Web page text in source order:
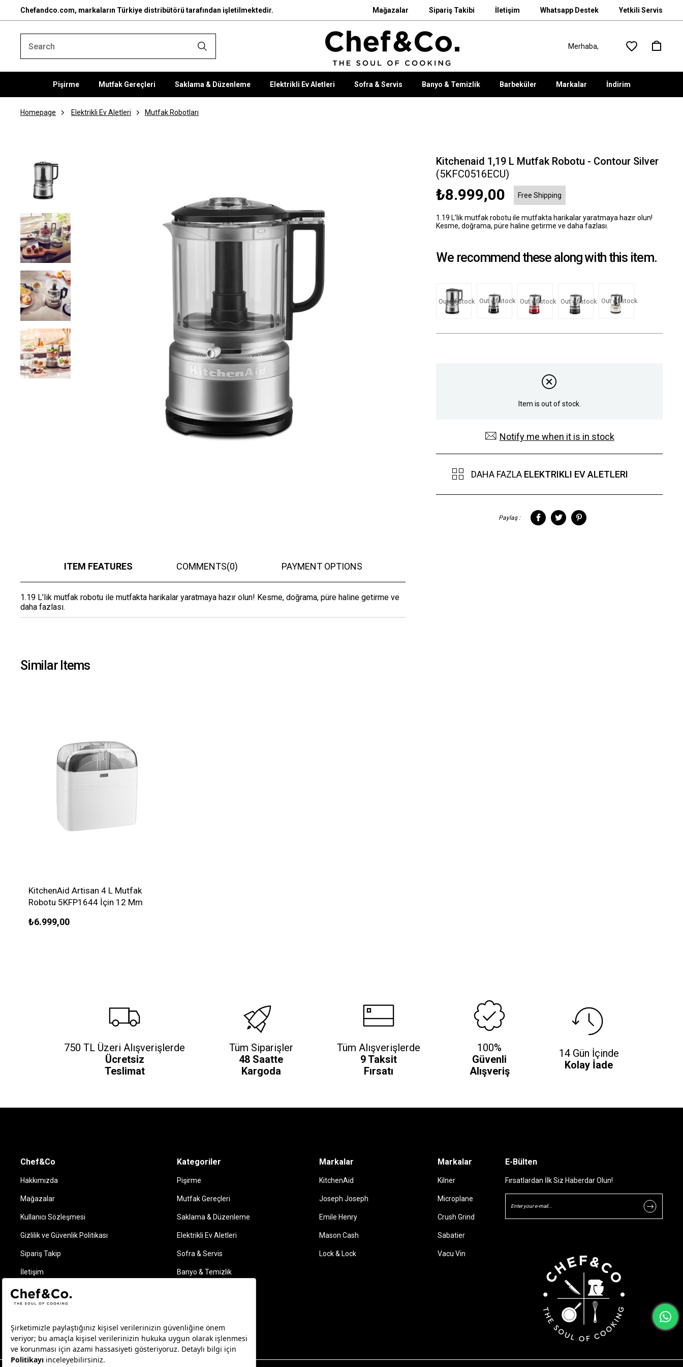
Chefandco.com, markaların Türkiye distribütörü tarafından işletilmektedir. Mağazalar Sipariş Takibi İletişim Whatsapp Destek Yetkili Servis
Pişirme Mutfak Gereçleri Saklama & Düzenleme Elektrikli Ev Aletleri Sofra & Servis Banyo & Temizlik Barbeküler Markalar İndirim
Homepage Elektrikli Ev Aletleri Mutfak Robotları
Kitchenaid 1,19 L Mutfak Robotu - Contour Silver
(5KFC0516ECU)
₺8.999,00 Free Shipping
1.19 L’lik mutfak robotu ile mutfakta harikalar yaratmaya hazır olun!
Kesme, doğrama, püre haline getirme ve daha fazlası.
We recommend these along with this item.
Out of stock Out of stock Out of stock Out of stock Out of stock
Item is out of stock.
Notify me when it is in stock
DAHA FAZLA ELEKTRIKLI EV ALETLERI
Paylaş :
ITEM FEATURES COMMENTS(0) PAYMENT OPTIONS
1.19 L’lik mutfak robotu ile mutfakta harikalar yaratmaya hazır olun! Kesme, doğrama, püre haline getirme ve
daha fazlası.
Similar Items
KitchenAid Artisan 4 L Mutfak
Robotu 5KFP1644 İçin 12 Mm
₺6.999,00
750 TL Üzeri Alışverişlerde
Ücretsiz
Teslimat
Tüm Siparişler
48 Saatte
Kargoda
Tüm Alışverişlerde
9 Taksit
Fırsatı
100%
Güvenli
Alışveriş
14 Gün İçinde
Kolay İade
Chef&Co
Hakkımızda
Mağazalar
Kullanıcı Sözleşmesi
Gizlilik ve Güvenlik Politikası
Sipariş Takip
İletişim
Takip Edin
Kategoriler
Pişirme
Mutfak Gereçleri
Saklama & Düzenleme
Elektrikli Ev Aletleri
Sofra & Servis
Banyo & Temizlik
Markalar
KitchenAid
Joseph Joseph
Emile Henry
Mason Cash
Lock & Lock
Markalar
Kilner
Microplane
Crush Grind
Sabatier
Vacu Vin
E-Bülten
Fırsatlardan İlk Siz Haberdar Olun!